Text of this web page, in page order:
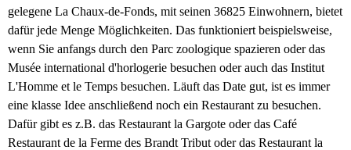
gelegene La Chaux-de-Fonds, mit seinen 36825 Einwohnern, bietet
dafür jede Menge Möglichkeiten. Das funktioniert beispielsweise,
wenn Sie anfangs durch den Parc zoologique spazieren oder das
Musée international d'horlogerie besuchen oder auch das Institut
L'Homme et le Temps besuchen. Läuft das Date gut, ist es immer
eine klasse Idee anschließend noch ein Restaurant zu besuchen.
Dafür gibt es z.B. das Restaurant la Gargote oder das Café
Restaurant de la Ferme des Brandt Tribut oder das Restaurant la